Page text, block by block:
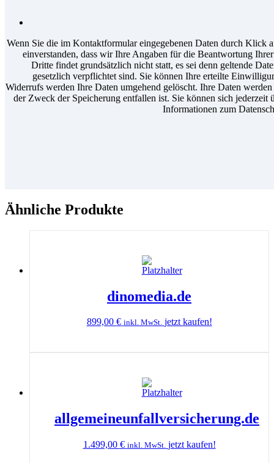
Wenn Sie die im Kontaktformular eingegebenen Daten durch Klick
einverstanden, dass wir Ihre Angaben für die Beantwortung
Dritte findet grundsätzlich nicht statt, es sei denn geltende
gesetzlich verpflichtet sind. Sie können Ihre erteilte
Widerrufs werden Ihre Daten umgehend gelöscht. Ihre Daten
der Zweck der Speicherung entfallen ist. Sie können sich
Informationen zum
Ähnliche Produkte
dinomedia.de
899,00 € inkl. MwSt. jetzt kaufen!
allgemeineunfallversicherung.de
1.499,00 € inkl. MwSt. jetzt kaufen!